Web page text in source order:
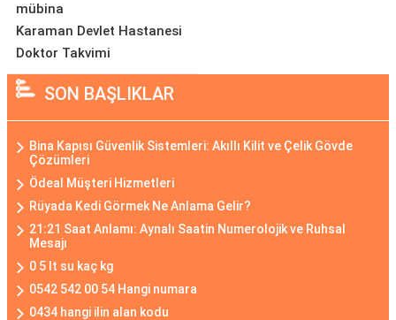
mübina
Karaman Devlet Hastanesi
Doktor Takvimi
SON BAŞLIKLAR
Bina Kapısı Güvenlik Sistemleri: Akıllı Kilit ve Çelik Gövde
Çözümleri
Ödeal Müşteri Hizmetleri
Rüyada Kedi Görmek Ne Anlama Gelir?
21:21 Saat Anlamı: Aynalı Saatin Numerolojik ve Ruhsal
Mesajı
0 5 lt su kaç kg
0542 542 00 54 Hangi numara
0434 hangi ilin alan kodu